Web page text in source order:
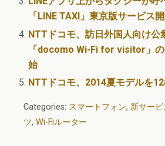
「LINE TAXI」東京版サービス
NTTドコモ、訪日外国人向け公
「docomo Wi-Fi for visitor」
始
NTTドコモ、2014夏モデルを
Categories: スマートフォン, 新サービ
ツ, Wi-Fiルーター